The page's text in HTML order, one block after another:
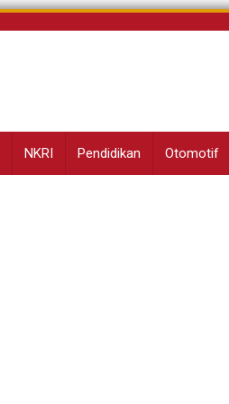
NKRI Pendidikan Otomotif